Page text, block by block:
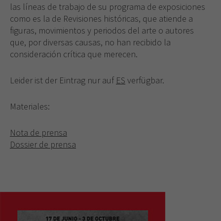
las líneas de trabajo de su programa de exposiciones
como es la de Revisiones históricas, que atiende a
figuras, movimientos y periodos del arte o autores
que, por diversas causas, no han recibido la
consideración crítica que merecen.
Leider ist der Eintrag nur auf ES verfügbar.
Materiales:
Nota de prensa
Dossier de prensa